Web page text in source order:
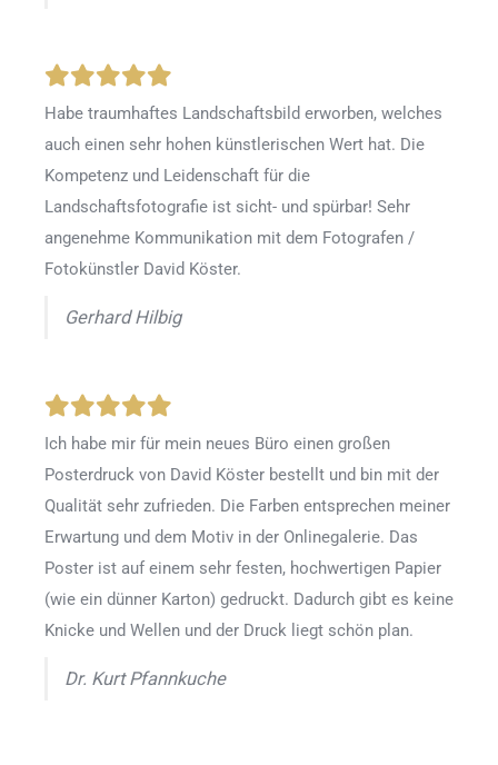
Habe traumhaftes Landschaftsbild erworben, welches
auch einen sehr hohen künstlerischen Wert hat. Die
Kompetenz und Leidenschaft für die
Landschaftsfotografie ist sicht- und spürbar! Sehr
angenehme Kommunikation mit dem Fotografen /
Fotokünstler David Köster.
Gerhard Hilbig
Ich habe mir für mein neues Büro einen großen
Posterdruck von David Köster bestellt und bin mit der
Qualität sehr zufrieden. Die Farben entsprechen meiner
Erwartung und dem Motiv in der Onlinegalerie. Das
Poster ist auf einem sehr festen, hochwertigen Papier
(wie ein dünner Karton) gedruckt. Dadurch gibt es keine
Knicke und Wellen und der Druck liegt schön plan.
Dr. Kurt Pfannkuche